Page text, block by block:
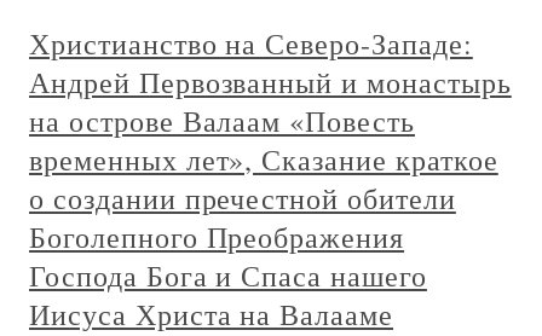
Христианство на Северо-Западе:
Андрей Первозванный и монастырь
на острове Валаам «Повесть
временных лет», Сказание краткое
о создании пречестной обители
Боголепного Преображения
Господа Бога и Спаса нашего
Иисуса Христа на Валааме